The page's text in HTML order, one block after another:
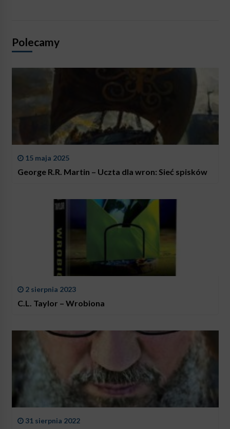
Polecamy
15 maja 2025
George R.R. Martin – Uczta dla wron: Sieć spisków
2 sierpnia 2023
C.L. Taylor – Wrobiona
31 sierpnia 2022